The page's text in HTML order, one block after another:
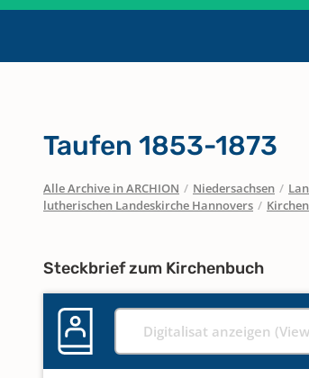
Taufen 1853-1873
Alle Archive in ARCHION / Niedersachsen /
lutherischen Landeskirche Hannovers /
Steckbrief zum Kirchenbuch
Digitalisat anzeigen